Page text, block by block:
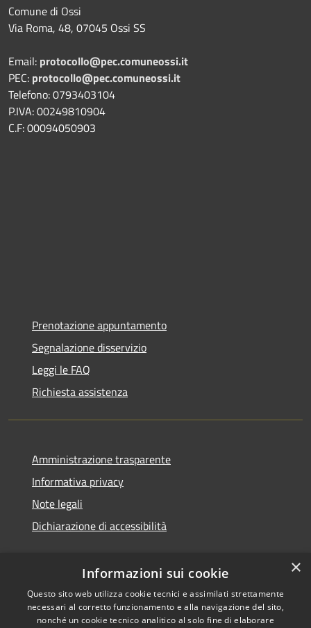
Comune di Ossi
Via Roma, 48, 07045 Ossi SS
Email: protocollo@pec.comuneossi.it
PEC: protocollo@pec.comuneossi.it
Telefono: 0793403104
P.IVA: 00249810904
C.F: 00094050903
Prenotazione appuntamento
Segnalazione disservizio
Leggi le FAQ
Richiesta assistenza
Amministrazione trasparente
Informativa privacy
Note legali
Dichiarazione di accessibilità
×
Informazioni sui cookie
Questo sito web utilizza cookie tecnici e assimilati strettamente
necessari al corretto funzionamento e alla navigazione del sito,
nonché un cookie tecnico analitico al solo fine di elaborare